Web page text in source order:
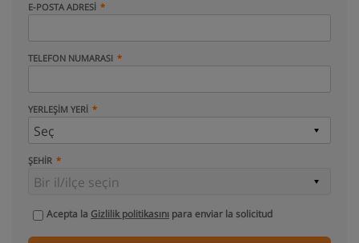
E-POSTA ADRESI
TELEFON NUMARASI
YERLEŞIM YERI
ŞEHIR
Acepta la Gizlilik politikasını para enviar la solicitud